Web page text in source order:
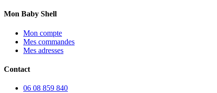
Mon Baby Shell
Mon compte
Mes commandes
Mes adresses
Contact
06 08 859 840